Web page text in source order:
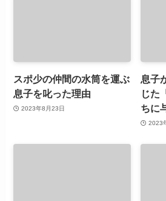
スポ少の仲間の水筒を運ぶ
息子を叱った理由
2023年8月23日
息子
じた
ちに
2023